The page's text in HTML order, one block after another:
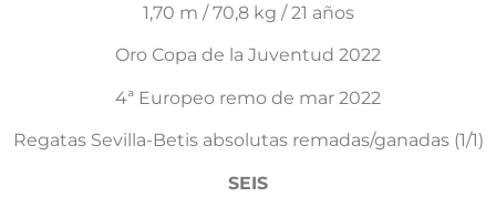
1,70 m / 70,8 kg / 21 años
Oro Copa de la Juventud 2022
4ª Europeo remo de mar 2022
Regatas Sevilla-Betis absolutas remadas/ganadas (1/1)
SEIS